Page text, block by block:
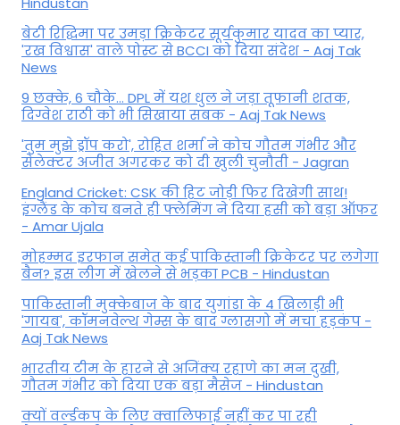
बेटी र‍िद्ध‍िमा पर उमड़ा क्रिकेटर सूर्यकुमार यादव का प्यार,
'रख विश्वास' वाले पोस्ट से BCCI को दिया संदेश - Aaj Tak
News
9 छक्के, 6 चौके... DPL में यश धुल ने जड़ा तूफानी शतक,
द‍िग्वेश राठी को भी स‍िखाया सबक - Aaj Tak News
'तुम मुझे ड्रॉप करो', रोहित शर्मा ने कोच गौतम गंभीर और
सेलेक्टर अजीत अगरकर को दी खुली चुनौती - Jagran
England Cricket: CSK की हिट जोड़ी फिर दिखेगी साथ!
इंग्लैंड के कोच बनते ही फ्लेमिंग ने दिया हसी को बड़ा ऑफर
- Amar Ujala
मोहम्मद इरफान समेत कई पाकिस्तानी क्रिकेटर पर लगेगा
बैन? इस लीग में खेलने से भड़का PCB - Hindustan
पाकिस्तानी मुक्केबाज के बाद युगांडा के 4 खिलाड़ी भी
'गायब', कॉमनवेल्थ गेम्स के बाद ग्लासगो में मचा हड़कंप -
Aaj Tak News
भारतीय टीम के हारने से अजिंक्य रहाणे का मन दुखी,
गौतम गंभीर को दिया एक बड़ा मैसेज - Hindustan
क्यों वर्ल्डकप के लिए क्वालिफाई नहीं कर पा रही